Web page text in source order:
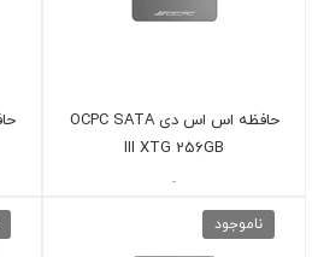
حافظه اس اس دی OCPC SATA
III XTG 256GB
-
ناموجود